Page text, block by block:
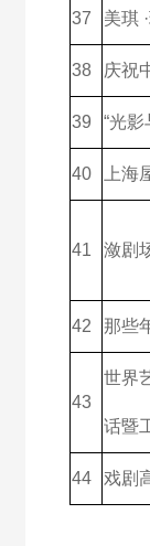
37 美琪
38 庆祝
39 “光
40 上
41 潋剧
42 那些
43
世界
话暨
44 戏剧